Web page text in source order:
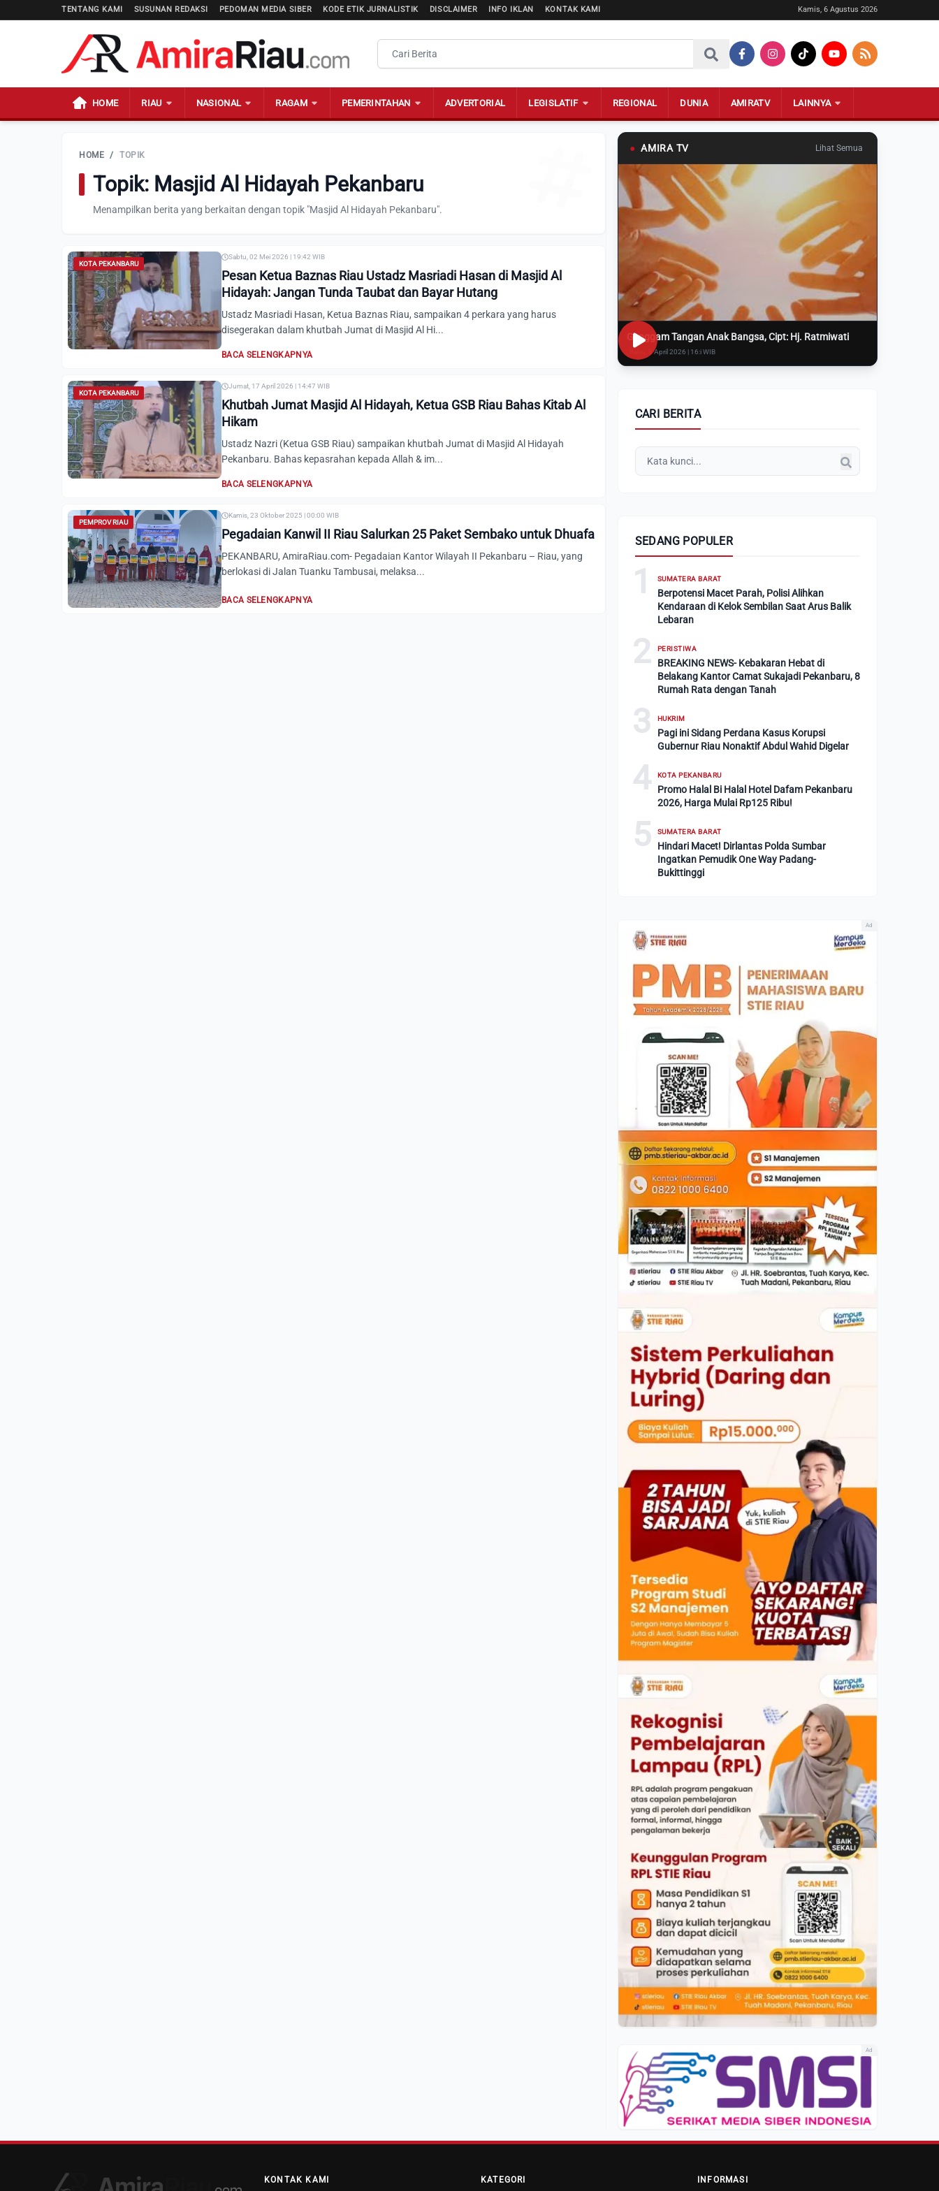
TENTANG KAMI SUSUNAN REDAKSI PEDOMAN MEDIA SIBER KODE ETIK JURNALISTIK DISCLAIMER INFO IKLAN KONTAK KAMI Kamis, 6 Agustus 2026
HOME RIAU NASIONAL RAGAM PEMERINTAHAN ADVERTORIAL LEGISLATIF REGIONAL DUNIA AMIRATV LAINNYA
HOME / TOPIK
Topik: Masjid Al Hidayah Pekanbaru
Menampilkan berita yang berkaitan dengan topik "Masjid Al Hidayah Pekanbaru".
KOTA PEKANBARU
Sabtu, 02 Mei 2026 | 19:42 WIB
Pesan Ketua Baznas Riau Ustadz Masriadi Hasan di Masjid Al
Hidayah: Jangan Tunda Taubat dan Bayar Hutang
Ustadz Masriadi Hasan, Ketua Baznas Riau, sampaikan 4 perkara yang harus
disegerakan dalam khutbah Jumat di Masjid Al Hi...
BACA SELENGKAPNYA
KOTA PEKANBARU
Jumat, 17 April 2026 | 14:47 WIB
Khutbah Jumat Masjid Al Hidayah, Ketua GSB Riau Bahas Kitab Al
Hikam
Ustadz Nazri (Ketua GSB Riau) sampaikan khutbah Jumat di Masjid Al Hidayah
Pekanbaru. Bahas kepasrahan kepada Allah & im...
BACA SELENGKAPNYA
PEMPROV RIAU
Kamis, 23 Oktober 2025 | 00:00 WIB
Pegadaian Kanwil II Riau Salurkan 25 Paket Sembako untuk Dhuafa
PEKANBARU, AmiraRiau.com- Pegadaian Kantor Wilayah II Pekanbaru – Riau, yang
berlokasi di Jalan Tuanku Tambusai, melaksa...
BACA SELENGKAPNYA
● AMIRA TV Lihat Semua
Genggam Tangan Anak Bangsa, Cipt: Hj. Ratmiwati
Rabu, 8 April 2026 | 16:i WIB
CARI BERITA
SEDANG POPULER
1 SUMATERA BARAT
Berpotensi Macet Parah, Polisi Alihkan
Kendaraan di Kelok Sembilan Saat Arus Balik
Lebaran
2 PERISTIWA
BREAKING NEWS- Kebakaran Hebat di
Belakang Kantor Camat Sukajadi Pekanbaru, 8
Rumah Rata dengan Tanah
3 HUKRIM
Pagi ini Sidang Perdana Kasus Korupsi
Gubernur Riau Nonaktif Abdul Wahid Digelar
4 KOTA PEKANBARU
Promo Halal Bi Halal Hotel Dafam Pekanbaru
2026, Harga Mulai Rp125 Ribu!
5 SUMATERA BARAT
Hindari Macet! Dirlantas Polda Sumbar
Ingatkan Pemudik One Way Padang-
Bukittinggi
Ad
Ad
KONTAK KAMI KATEGORI INFORMASI